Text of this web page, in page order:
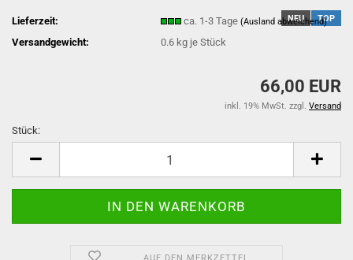
NEU TOP
Lieferzeit: ca. 1-3 Tage(Ausland abweichend)
Versandgewicht: 0.6 kg je Stück
66,00 EUR
inkl. 19% MwSt. zzgl. Versand
Stück: